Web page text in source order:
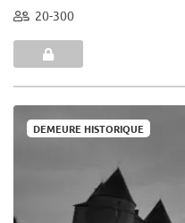
20-300
DEMEURE HISTORIQUE